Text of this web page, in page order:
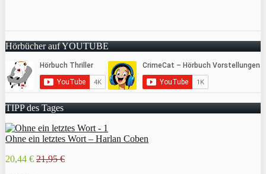
Hörbücher auf YOUTUBE
TIPP des Tages
Ohne ein letztes Wort – Harlan Coben
20,44 € 21,95 €